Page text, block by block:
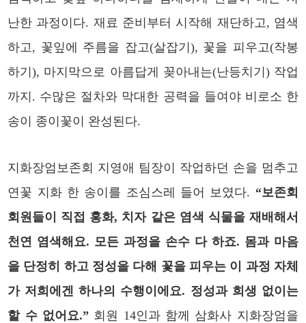
난한 과정이다. 재료 준비부터 시작해 재단하고, 염색
하고, 꽃잎에 주름을 잡고(살잡기), 꽃을 피우고(작봉
하기), 마지막으로 아름답게 꽂아내는(난등치기) 작업
까지. 수많은 절차와 막대한 공력을 들여야 비로소 한
송이 종이꽃이 완성된다.
지화장엄보존회 지영애 팀장이 작업하던 손을 멈추고
연꽃 지화 한 송이를 조심스레 들어 보였다. “보존회
회원들이 직접 홍화, 치자 같은 염색 식물을 재배해서
천연 염색해요. 모든 과정을 손수 다 하죠. 몸과 마음
을 단정히 하고 정성을 다해 꽃을 피우는 이 과정 자체
가 저희에겐 하나의 수행이에요. 정성과 희생 없이는
할 수 없어요.”회원 14인과 함께 삼화사 지화장엄을